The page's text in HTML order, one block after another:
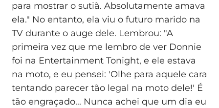
para mostrar o sutiã. Absolutamente amava
ela." No entanto, ela viu o futuro marido na
TV durante o auge dele. Lembrou: "A
primeira vez que me lembro de ver Donnie
foi na Entertainment Tonight, e ele estava
na moto, e eu pensei: 'Olhe para aquele cara
tentando parecer tão legal na moto dele!' É
tão engraçado... Nunca achei que um dia eu